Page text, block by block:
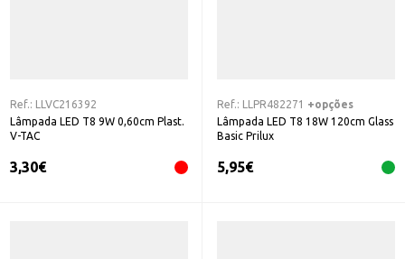
Ref.:
LLVC216392
Lâmpada LED T8 9W 0,60cm Plast.
V-TAC
3,30€
Ref.: LLPR482271
+opções
Lâmpada LED T8 18W 120cm Glass
Basic Prilux
5,95€